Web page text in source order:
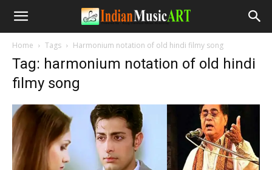
Home Tags Harmonium notation of old hindi filmy song
Tag: harmonium notation of old hindi
filmy song